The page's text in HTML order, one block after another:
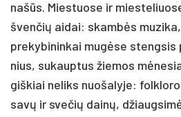
našūs. Mies­tuo­se ir
šven­čių ai­dai: skambės
pre­ky­bi­nin­kai mugė­se
nius, su­kaup­tus žie­mos
giš­kiai ne­liks nuo­ša­ly­je:
savų ir sve­čių dainų,